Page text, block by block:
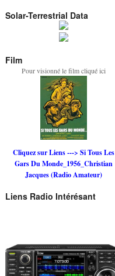
Solar-Terrestrial Data
Film
Pour visionné le film cliqué ici
Cliquez sur Liens ---> Si Tous Les
Gars Du Monde_1956_Christian
Jacques (Radio Amateur)
Liens Radio Intérésant